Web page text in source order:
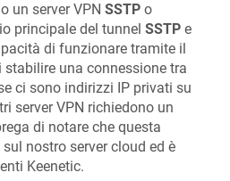
un server VPN SSTP o
principale del tunnel SSTP e
di funzionare tramite il
una connessione tra
ci sono indirizzi IP privati su
server VPN richiedono un
di notare che questa
nostro server cloud ed è
Keenetic.